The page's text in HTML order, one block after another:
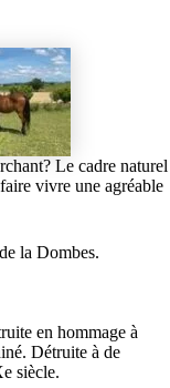
Le cadre naturel
vivre une agréable
la Dombes.
en hommage à
Détruite à de
siècle.